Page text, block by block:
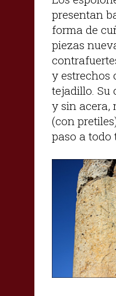
presentan
forma de
piezas
y estrechos
tejadillo. Su
y sin acera,
(con
paso a todo